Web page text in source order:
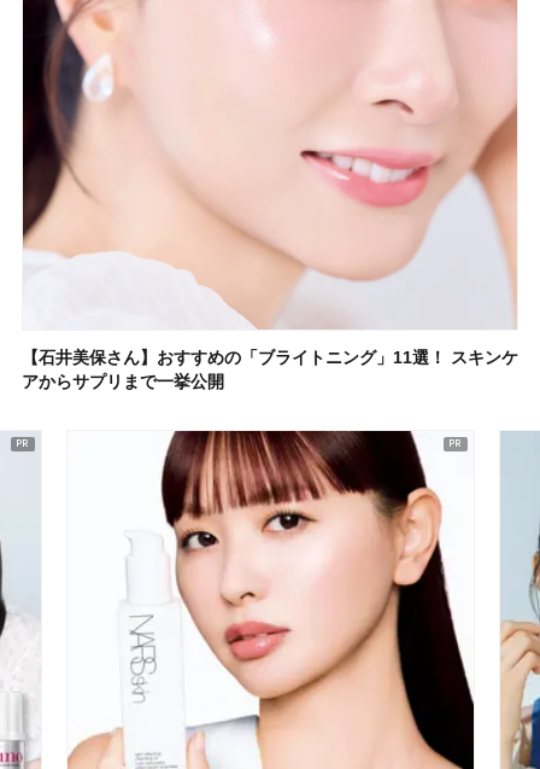
【石井美保さん】おすすめの「ブライトニング」11選！ スキンケ
アからサプリまで一挙公開